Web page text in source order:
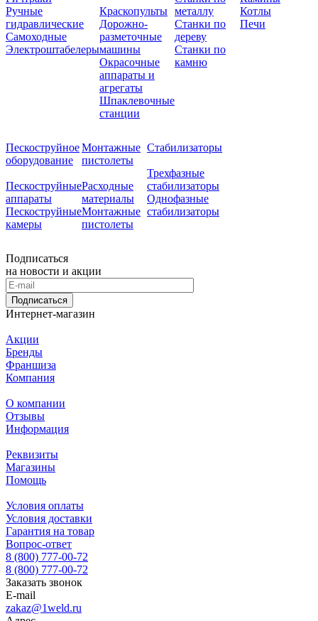
Ручные
гидравлические
Самоходные
Электроштабелеры
Краскопульты
Дорожно-
разметочные
машины
Окрасочные
аппараты и
агрегаты
Шпаклевочные
станции
металлу
Станки по
дереву
Станки по
камню
Котлы
Печи
Пескоструйное
оборудование
Пескоструйные
аппараты
Пескоструйные
камеры
Монтажные
пистолеты
Расходные
материалы
Монтажные
пистолеты
Стабилизаторы
Трехфазные
стабилизаторы
Однофазные
стабилизаторы
Подписаться
на новости и акции
Подписаться
Интернет-магазин
Акции
Бренды
Франшиза
Компания
О компании
Отзывы
Информация
Реквизиты
Магазины
Помощь
Условия оплаты
Условия доставки
Гарантия на товар
Вопрос-ответ
8 (800) 777-00-72
8 (800) 777-00-72
Заказать звонок
E-mail
zakaz@1weld.ru